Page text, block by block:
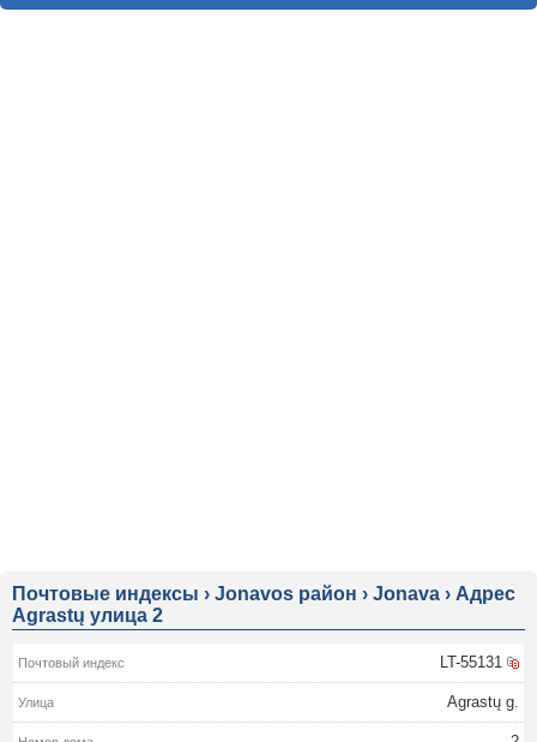
Почтовые индексы › Jonavos район › Jonava › Адрес
Agrastų улица 2
LT-55131
Agrastų g.